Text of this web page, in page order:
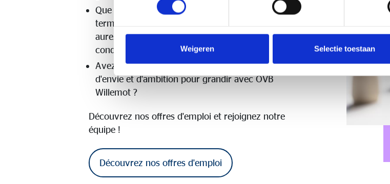
Weigeren Selectie toestaan
Que vous ayez de l'expérience ou que vous
terminez tout juste vos études, chez nous, vous
aurez l'occasion de vous développer et de
conquérir le monde des assurances à nos côtés.
Avez-vous une mentalité positive, beaucoup
d'envie et d'ambition pour grandir avec OVB
Willemot ?
Découvrez nos offres d'emploi et rejoignez notre
équipe !
Découvrez nos offres d'emploi